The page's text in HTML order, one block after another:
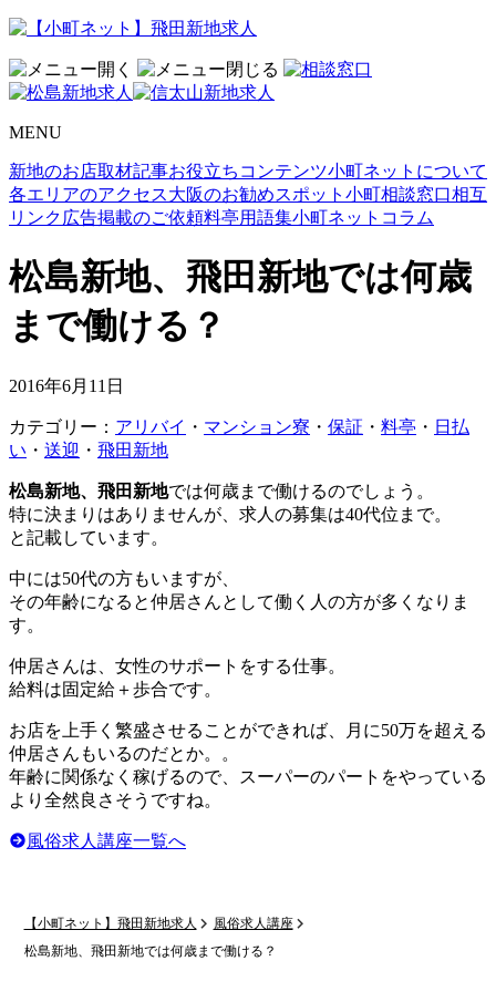
MENU
新地のお店取材記事お役立ちコンテンツ小町ネットについて
各エリアのアクセス大阪のお勧めスポット 小町相談窓口相互
リンク 広告掲載のご依頼料亭用語集小町ネットコラム
松島新地、飛田新地では何歳
まで働ける？
2016年6月11日
カテゴリー： アリバイ ・ マンション寮 ・ 保証 ・ 料亭 ・ 日払
い ・ 送迎 ・ 飛田新地
松島新地、飛田新地では何歳まで働けるのでしょう。
特に決まりはありませんが、求人の募集は40代位まで。
と記載しています。
中には50代の方もいますが、
その年齢になると仲居さんとして働く人の方が多くなりま
す。
仲居さんは、女性のサポートをする仕事。
給料は固定給＋歩合です。
お店を上手く繁盛させることができれば、月に50万を超える
仲居さんもいるのだとか。。
年齢に関係なく稼げるので、スーパーのパートをやっている
より全然良さそうですね。
風俗求人講座一覧へ
【小町ネット】飛田新地求人
風俗求人講座
松島新地、飛田新地では何歳まで働ける？